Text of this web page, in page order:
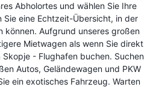
Abholortes und wählen Sie Ihre
Sie eine Echtzeit-Übersicht, in der
können. Aufgrund unseres großen
Mietwagen als wenn Sie direkt
- Flughafen buchen. Suchen
Autos, Geländewagen und PKW
ein exotisches Fahrzeug. Warten